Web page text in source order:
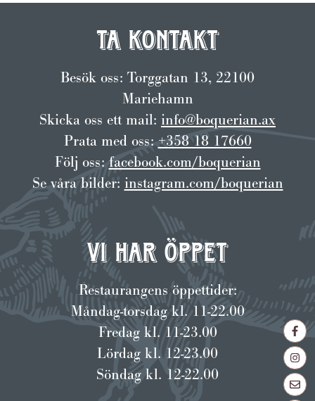
Ta kontakt
Besök oss: Torggatan 13, 22100
Mariehamn
Skicka oss ett mail: info@boquerian.ax
Prata med oss: +358 18 17660
Följ oss: facebook.com/boquerian
Se våra bilder: instagram.com/boquerian
Vi har öppet
Restaurangens öppettider:
Måndag-torsdag kl. 11-22.00
Fredag kl. 11-23.00
Lördag kl. 12-23.00
Söndag kl. 12-22.00